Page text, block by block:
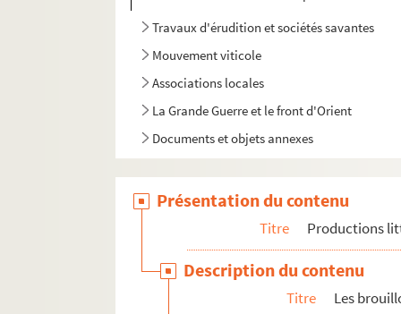
Travaux d'érudition et sociétés savantes
Mouvement viticole
Associations locales
La Grande Guerre et le front d'Orient
Documents et objets annexes
Présentation du contenu
Titre Productions
Description du contenu
Titre
Les